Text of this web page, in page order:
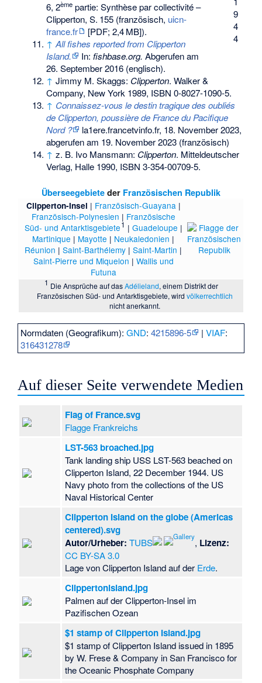
9
4
4
6, 2ème partie: Synthèse par collectivité –
Clipperton,S. 155 (französisch, uicn-
france.fr
[PDF;2,4MB]).
↑ All fishes reported from Clipperton
Island.
In:fishbase.org. Abgerufen am
26. September 2016 (englisch).
↑ Jimmy M. Skaggs: Clipperton. Walker &
Company, New York 1989, ISBN 0-8027-1090-5.
↑ Connaissez-vous le destin tragique des oubliés
de Clipperton, poussière de France du Pacifique
Nord ?
la1ere.francetvinfo.fr, 18. November 2023,
abgerufen am 19. November 2023 (französisch)
↑ z. B. Ivo Mansmann: Clipperton. Mitteldeutscher
Verlag, Halle 1990, ISBN 3-354-00709-5.
Überseegebiete der Französischen Republik
Clipperton-Insel | Französisch-Guayana |
Französisch-Polynesien | Französische
Süd- und Antarktisgebiete1 |Guadeloupe |
Martinique | Mayotte | Neukaledonien |
Réunion |Saint-Barthélemy |Saint-Martin |
Saint-Pierre und Miquelon | Wallis und
Futuna
1 Die Ansprüche auf dasAdélieland, einem Distrikt der
Französischen Süd- und Antarktisgebiete, wird völkerrechtlich
nicht anerkannt.
Normdaten (Geografikum):GND:4215896-5 |VIAF:
316431278
Auf dieser Seite verwendete Medien
Flag of France.svg
Flagge Frankreichs
LST-563 broached.jpg
Tank landing ship USS LST-563 beached on
Clipperton Island, 22 December 1944. US
Navy photo from the collections of the US
Naval Historical Center
Clipperton Island on the globe (Americas
centered).svg
Autor/Urheber: TUBS , Lizenz:
CC BY-SA 3.0
Lage von Clipperton Island auf der Erde.
Clippertonisland.jpg
Palmen auf der Clipperton-Insel im
Pazifischen Ozean
$1 stamp of Clipperton Island.jpg
$1 stamp of Clipperton Island issued in 1895
by W. Frese & Company in San Francisco for
the Oceanic Phosphate Company